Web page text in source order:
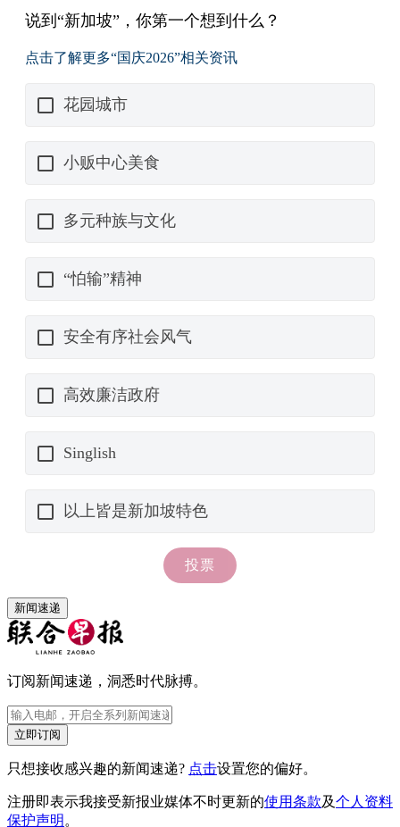
新闻速递
订阅新闻速递，洞悉时代脉搏。
立即订阅
只想接收感兴趣的新闻速递? 点击设置您的偏好。
注册即表示我接受新报业媒体不时更新的使用条款及个人资料
保护声明 。